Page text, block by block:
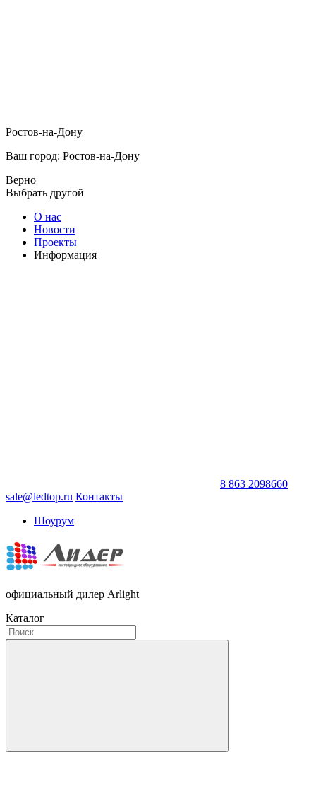
Ростов-на-Дону
Ваш город: Ростов-на-Дону
Верно
Выбрать другой
О нас
Новости
Проекты
Информация
8 863 2098660
sale@ledtop.ru Контакты
Шоурум
официальный дилер Arlight
Каталог